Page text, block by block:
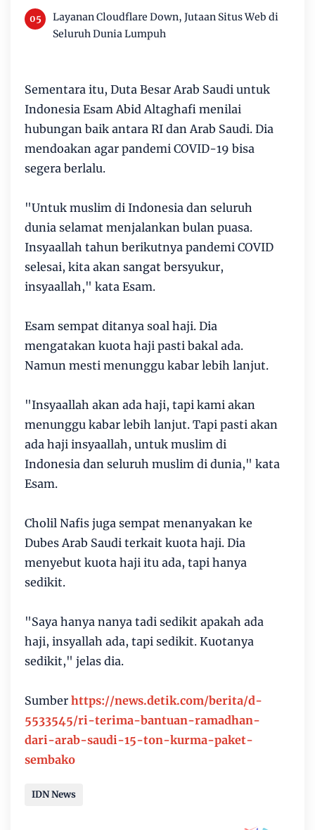
Layanan Cloudflare Down, Jutaan Situs Web di
Seluruh Dunia Lumpuh
Sementara itu, Duta Besar Arab Saudi untuk
Indonesia Esam Abid Altaghafi menilai
hubungan baik antara RI dan Arab Saudi. Dia
mendoakan agar pandemi COVID-19 bisa
segera berlalu.
"Untuk muslim di Indonesia dan seluruh
dunia selamat menjalankan bulan puasa.
Insyaallah tahun berikutnya pandemi COVID
selesai, kita akan sangat bersyukur,
insyaallah," kata Esam.
Esam sempat ditanya soal haji. Dia
mengatakan kuota haji pasti bakal ada.
Namun mesti menunggu kabar lebih lanjut.
"Insyaallah akan ada haji, tapi kami akan
menunggu kabar lebih lanjut. Tapi pasti akan
ada haji insyaallah, untuk muslim di
Indonesia dan seluruh muslim di dunia," kata
Esam.
Cholil Nafis juga sempat menanyakan ke
Dubes Arab Saudi terkait kuota haji. Dia
menyebut kuota haji itu ada, tapi hanya
sedikit.
"Saya hanya nanya tadi sedikit apakah ada
haji, insyallah ada, tapi sedikit. Kuotanya
sedikit," jelas dia.
Sumber https://news.detik.com/berita/d-
5533545/ri-terima-bantuan-ramadhan-
dari-arab-saudi-15-ton-kurma-paket-
sembako
IDN News